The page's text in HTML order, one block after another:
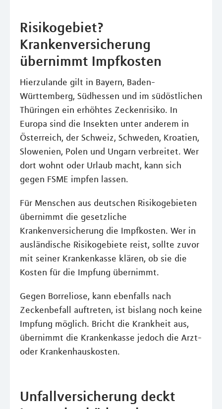
Risikogebiet?
Krankenversicherung
übernimmt Impfkosten
Hierzulande gilt in Bayern, Baden-
Württemberg, Südhessen und im südöstlichen
Thüringen ein erhöhtes Zeckenrisiko. In
Europa sind die Insekten unter anderem in
Österreich, der Schweiz, Schweden, Kroatien,
Slowenien, Polen und Ungarn verbreitet. Wer
dort wohnt oder Urlaub macht, kann sich
gegen FSME impfen lassen.
Für Menschen aus deutschen Risikogebieten
übernimmt die gesetzliche
Krankenversicherung die Impfkosten. Wer in
ausländische Risikogebiete reist, sollte zuvor
mit seiner Krankenkasse klären, ob sie die
Kosten für die Impfung übernimmt.
Gegen Borreliose, kann ebenfalls nach
Zeckenbefall auftreten, ist bislang noch keine
Impfung möglich. Bricht die Krankheit aus,
übernimmt die Krankenkasse jedoch die Arzt-
oder Krankenhauskosten.
Unfallversicherung deckt